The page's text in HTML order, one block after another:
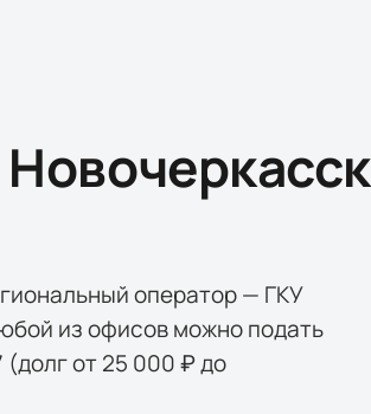
оператор — ГКУ
из офисов можно подать
(долг от 25 000 ₽ до